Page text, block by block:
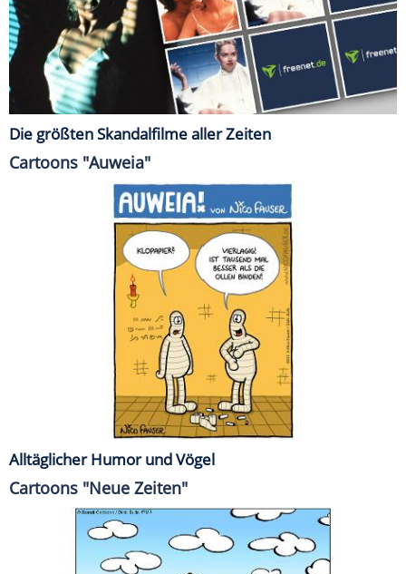
Die größten Skandalfilme aller Zeiten
Cartoons "Auweia"
Alltäglicher Humor und Vögel
Cartoons "Neue Zeiten"